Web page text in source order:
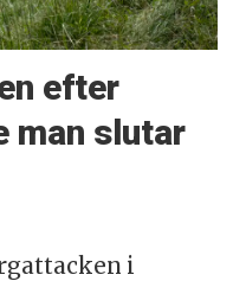
efter
man slutar
i